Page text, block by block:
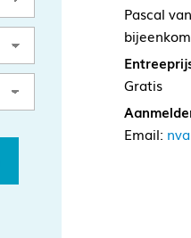
Pascal
Gratis
Email: